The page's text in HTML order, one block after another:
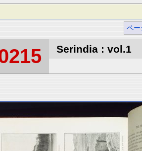
ペー
Serindia : vol.1